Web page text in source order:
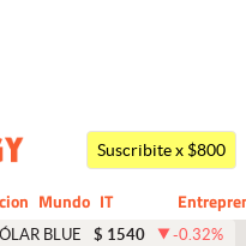
Suscribite x $800
Mundo
CIO
IT
Business
BLUE $ 1540 -0.32%